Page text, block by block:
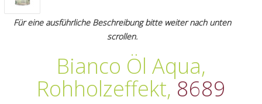
Für eine ausführliche Beschreibung bitte weiter nach unten
scrollen.
Bianco Öl Aqua,
Rohholzeffekt,8689